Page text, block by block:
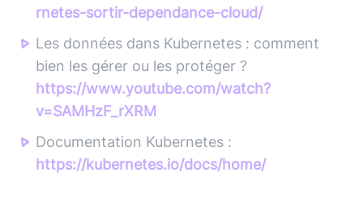
rnetes-sortir-dependance-cloud/
Les données dans Kubernetes : comment
bien les gérer ou les protéger ?
https://www.youtube.com/watch?
v=SAMHzF_rXRM
Documentation Kubernetes :
https://kubernetes.io/docs/home/